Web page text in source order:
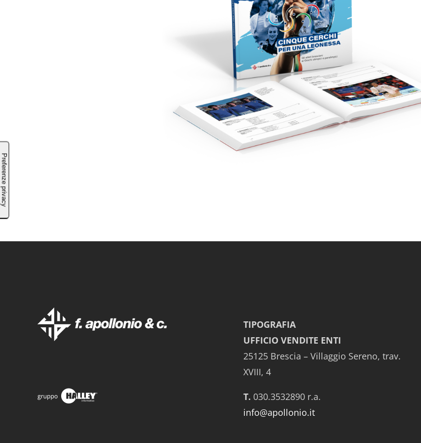
TIPOGRAFIA
UFFICIO VENDITE ENTI
25125 Brescia – Villaggio Sereno, trav.
XVIII, 4
T. 030.3532890 r.a.
info@apollonio.it